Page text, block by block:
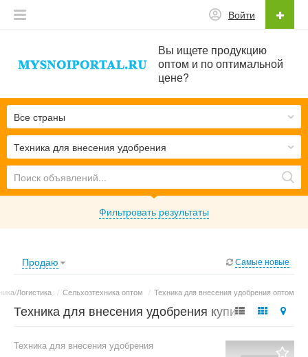
Вы ищете продукцию
оптом и по оптимальной
цене?
Войти
Техника для внесения удобрения
Все страны
Фильтровать результаты
Продаю Самые новые
Логистика / Сельхозтехника оптом / Техника для внесения удобрения оптом
Техника для внесения удобрения купить
Техника для внесения удобрения